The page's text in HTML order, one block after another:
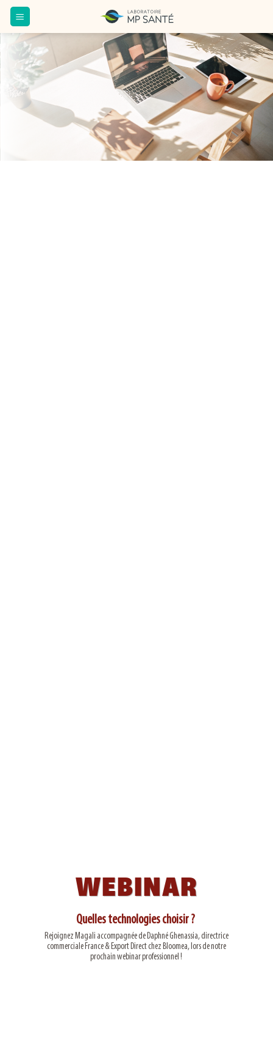
Passer
au
contenu
WEBINAR
Quelles technologies choisir ?
Rejoignez Magali accompagnée de Daphné Ghenassia, directrice
commerciale France & Export Direct chez Bloomea, lors de notre
prochain webinar professionnel !